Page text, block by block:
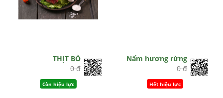
THỊT BÒ
0 đ
Còn hiệu lực
Nấm hương rừng
0 đ
Hết hiệu lực